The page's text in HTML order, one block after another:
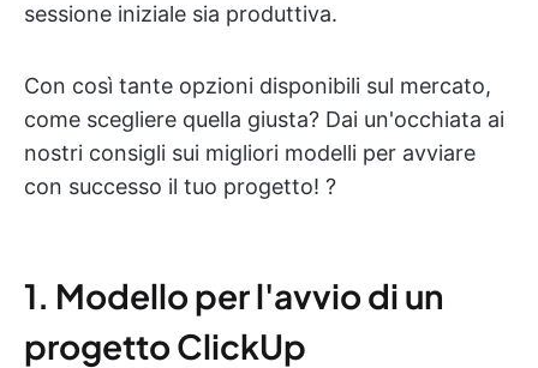
sessione iniziale sia produttiva.
Con così tante opzioni disponibili sul mercato,
come scegliere quella giusta? Dai un'occhiata ai
nostri consigli sui migliori modelli per avviare
con successo il tuo progetto! ?
1. Modello per l'avvio di un
progetto ClickUp